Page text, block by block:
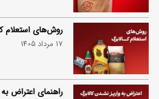
روش‌های استعلام
17 مرداد 1405
راهنمای اعتراض به کالابرگ